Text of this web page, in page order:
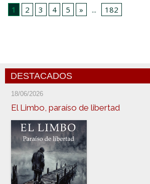
1
2 3 4 5 » ... 182
DESTACADOS
18/06/2026
El Limbo, paraíso de libertad